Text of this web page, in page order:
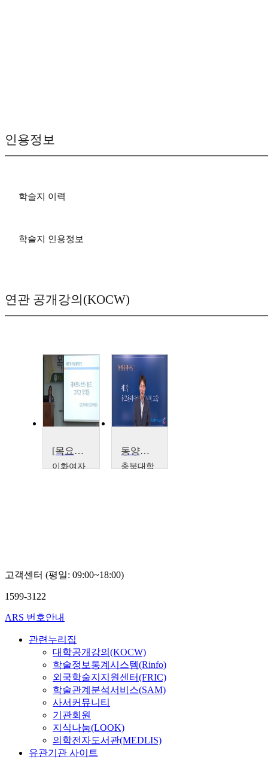
인용정보
학술지 이력
학술지 인용정보
연관 공개강의(KOCW)
[목요철학향연] 김선희 교수 특강 : 라이프니츠와 볼프, 그리고 정약용
이화여자
동양윤리사상Ⅰ
충북대학
고객센터 (평일: 09:00~18:00)
1599-3122
ARS 번호안내
관련누리집
대학공개강의(KOCW)
학술정보통계시스템(Rinfo)
외국학술지지원센터(FRIC)
학술관계분석서비스(SAM)
사서커뮤니티
기관회원
지식나눔(LOOK)
의학전자도서관(MEDLIS)
유관기관 사이트